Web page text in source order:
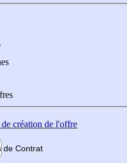
création de l'offre
de Contrat